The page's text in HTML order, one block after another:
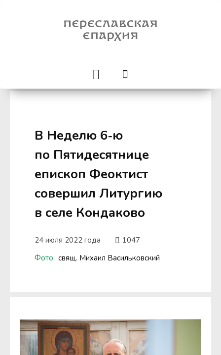
В Неделю 6‑ю
по Пятидесятнице
епископ Феоктист
совершил Литургию
в селе Кондаково
24 июля 2022 года
1047
Фото свящ. Михаил Васильковский